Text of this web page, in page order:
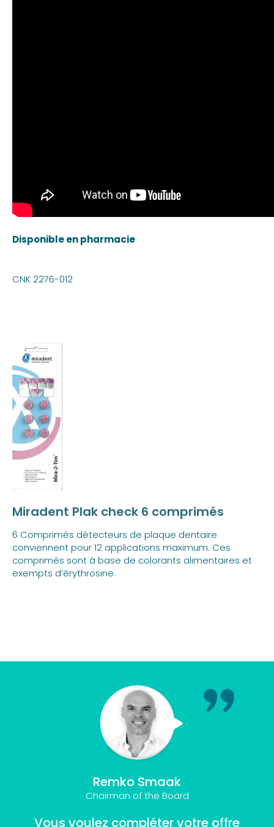
Disponible en pharmacie
CNK 2276-012
Miradent Plak check 6 comprimés
6 Comprimés détecteurs de plaque dentaire
conviennent pour 12 applications maximum. Ces
comprimés sont à base de colorants alimentaires et
exempts d’érythrosine.
Remko Smaak
Chairman of the Board
Vous voulez compléter votre offre